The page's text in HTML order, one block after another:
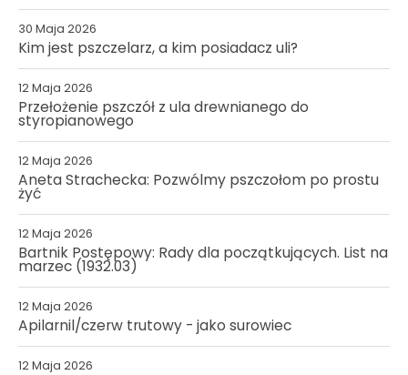
30 Maja 2026
Kim jest pszczelarz, a kim posiadacz uli?
12 Maja 2026
Przełożenie pszczół z ula drewnianego do
styropianowego
12 Maja 2026
Aneta Strachecka: Pozwólmy pszczołom po prostu
żyć
12 Maja 2026
Bartnik Postępowy: Rady dla początkujących. List na
marzec (1932.03)
12 Maja 2026
Apilarnil/czerw trutowy - jako surowiec
12 Maja 2026